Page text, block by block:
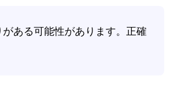
ある可能性があります。正確